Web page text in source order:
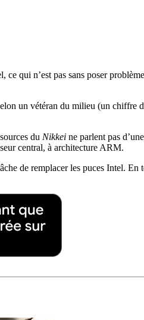
qui n’est pas sans poser
un vétéran du milieu (un chiffre
du Nikkei ne parlent pas
central, à architecture ARM.
de remplacer les puces Intel.